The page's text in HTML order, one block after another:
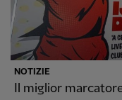
NOTIZIE
Il miglior